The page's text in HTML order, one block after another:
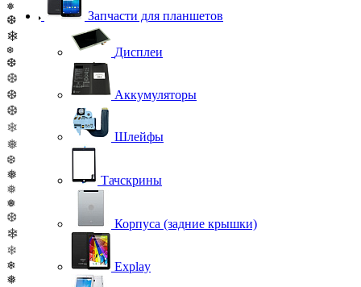
❅
❆
❄
❆
❆
❆
❆
❆
❄
❅
❆
❅
❅
❅
❆
❄
❄
❄
❅
Запчасти для планшетов
Дисплеи
Аккумуляторы
Шлейфы
Тачскрины
Корпуса (задние крышки)
Explay